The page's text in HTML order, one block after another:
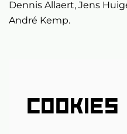
Dennis Allaert, Jens
André Kemp.
COOKIES